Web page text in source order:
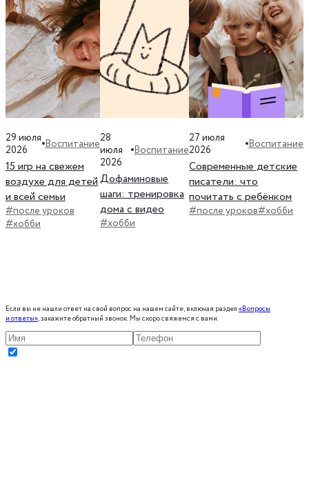
29 июля
2026
Воспитание
15 игр на свежем
воздухе для детей
и всей семьи
#после уроков
#хобби
28
июля
2026
Воспитание
Дофаминовые
шаги: тренировка
дома с видео
#хобби
27 июля
2026
Воспитание
Современные детские
писатели: что
почитать с ребёнком
#после уроков#хобби
Если вы не нашли ответ на свой вопрос на нашем сайте, включая раздел «Вопросы
и ответы», закажите обратный звонок. Мы скоро свяжемся с вами.